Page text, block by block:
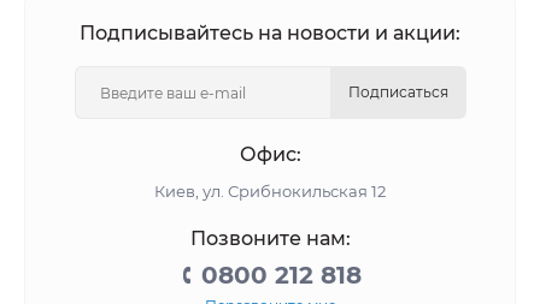
Подписывайтесь на новости и акции:
Подписаться
Офис:
Киев, ул. Срибнокильская 12
Позвоните нам:
0800 212 818